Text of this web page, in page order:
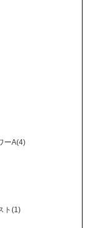
ーA(4)
ト(1)